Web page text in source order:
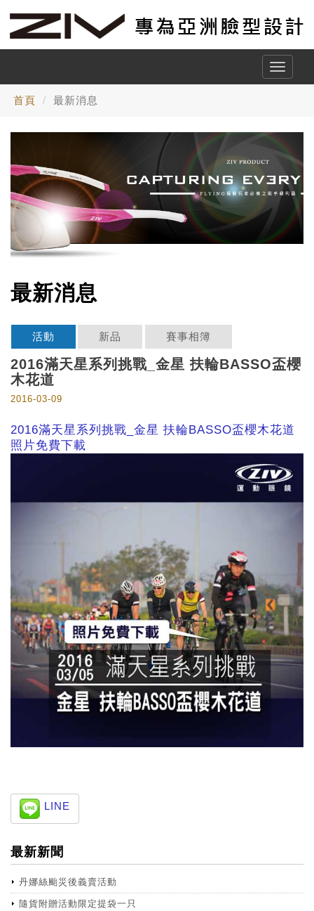
Toggle
首頁 最新消息
最新消息
活動 新品 賽事相簿
2016滿天星系列挑戰_金星 扶輪BASSO盃櫻
木花道
2016-03-09
2016滿天星系列挑戰_金星 扶輪BASSO盃櫻木花道
照片免費下載
LINE
最新新聞
丹娜絲颱災後義賣活動
隨貨附贈活動限定提袋一只